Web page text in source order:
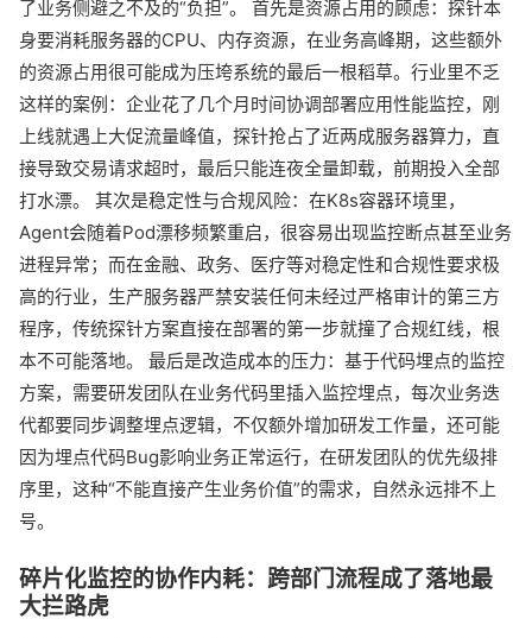
了业务侧避之不及的“负担”。 首先是资源占用的顾虑：探针本
身要消耗服务器的CPU、内存资源，在业务高峰期，这些额外
的资源占用很可能成为压垮系统的最后一根稻草。行业里不乏
这样的案例：企业花了几个月时间协调部署应用性能监控，刚
上线就遇上大促流量峰值，探针抢占了近两成服务器算力，直
接导致交易请求超时，最后只能连夜全量卸载，前期投入全部
打水漂。 其次是稳定性与合规风险：在K8s容器环境里，
Agent会随着Pod漂移频繁重启，很容易出现监控断点甚至业务
进程异常；而在金融、政务、医疗等对稳定性和合规性要求极
高的行业，生产服务器严禁安装任何未经过严格审计的第三方
程序，传统探针方案直接在部署的第一步就撞了合规红线，根
本不可能落地。 最后是改造成本的压力：基于代码埋点的监控
方案，需要研发团队在业务代码里插入监控埋点，每次业务迭
代都要同步调整埋点逻辑，不仅额外增加研发工作量，还可能
因为埋点代码Bug影响业务正常运行，在研发团队的优先级排
序里，这种“不能直接产生业务价值”的需求，自然永远排不上
号。
碎片化监控的协作内耗：跨部门流程成了落地最
大拦路虎